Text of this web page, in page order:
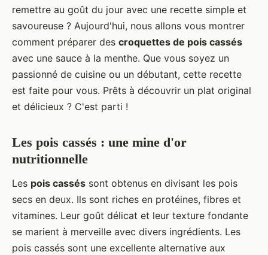
remettre au goût du jour avec une recette simple et
savoureuse ? Aujourd'hui, nous allons vous montrer
comment préparer des croquettes de pois cassés
avec une sauce à la menthe. Que vous soyez un
passionné de cuisine ou un débutant, cette recette
est faite pour vous. Prêts à découvrir un plat original
et délicieux ? C'est parti !
Les pois cassés : une mine d'or
nutritionnelle
Les pois cassés sont obtenus en divisant les pois
secs en deux. Ils sont riches en protéines, fibres et
vitamines. Leur goût délicat et leur texture fondante
se marient à merveille avec divers ingrédients. Les
pois cassés sont une excellente alternative aux